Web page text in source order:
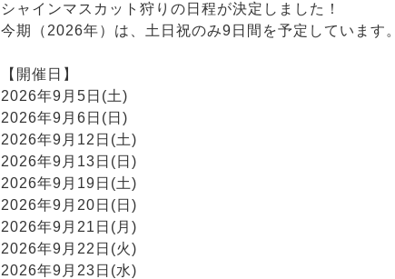
シャインマスカット狩りの日程が決定しました！
今期（2026年）は、土日祝のみ9日間を予定しています。
【開催日】
2026年9月5日(土)
2026年9月6日(日)
2026年9月12日(土)
2026年9月13日(日)
2026年9月19日(土)
2026年9月20日(日)
2026年9月21日(月)
2026年9月22日(火)
2026年9月23日(水)